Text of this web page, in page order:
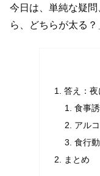
今日は、単純な疑
ら、どちらが太る？
答え：
食事
アル
食行
まとめ